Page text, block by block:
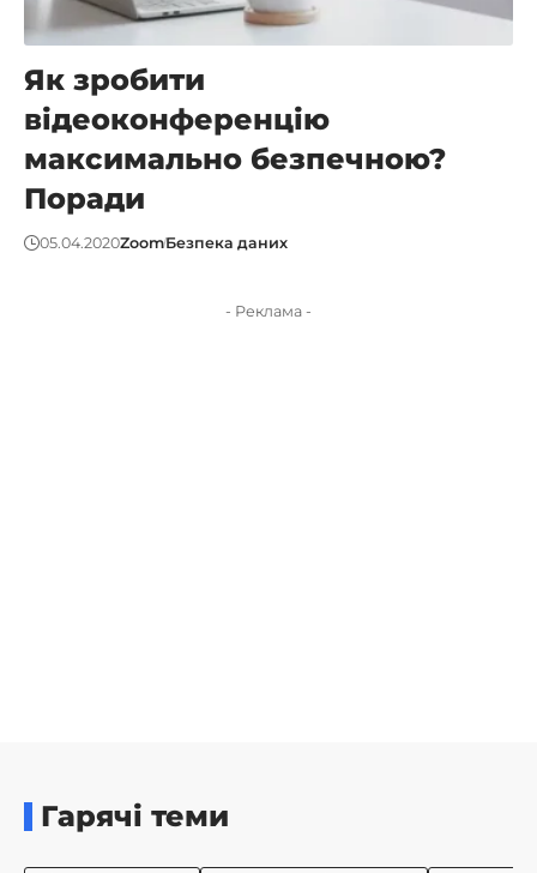
Як зробити
відеоконференцію
максимально безпечною?
Поради
05.04.2020ZoomБезпека даних
- Реклама -
Гарячі теми